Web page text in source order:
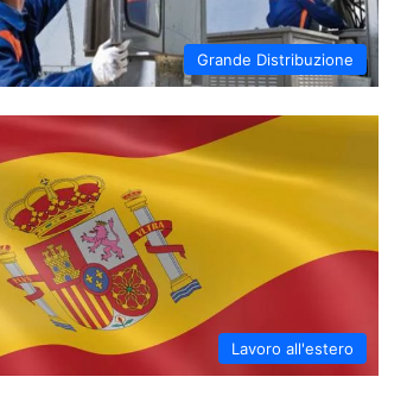
Grande Distribuzione
Lavoro all'estero